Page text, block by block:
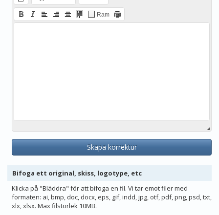
Ram
Skapa korrektur
Bifoga ett original, skiss, logotype, etc
Klicka på "Bläddra" för att bifoga en fil. Vi tar emot filer med
formaten: ai, bmp, doc, docx, eps, gif, indd, jpg, otf, pdf, png, psd, txt,
xlx, xlsx. Max filstorlek 10MB.